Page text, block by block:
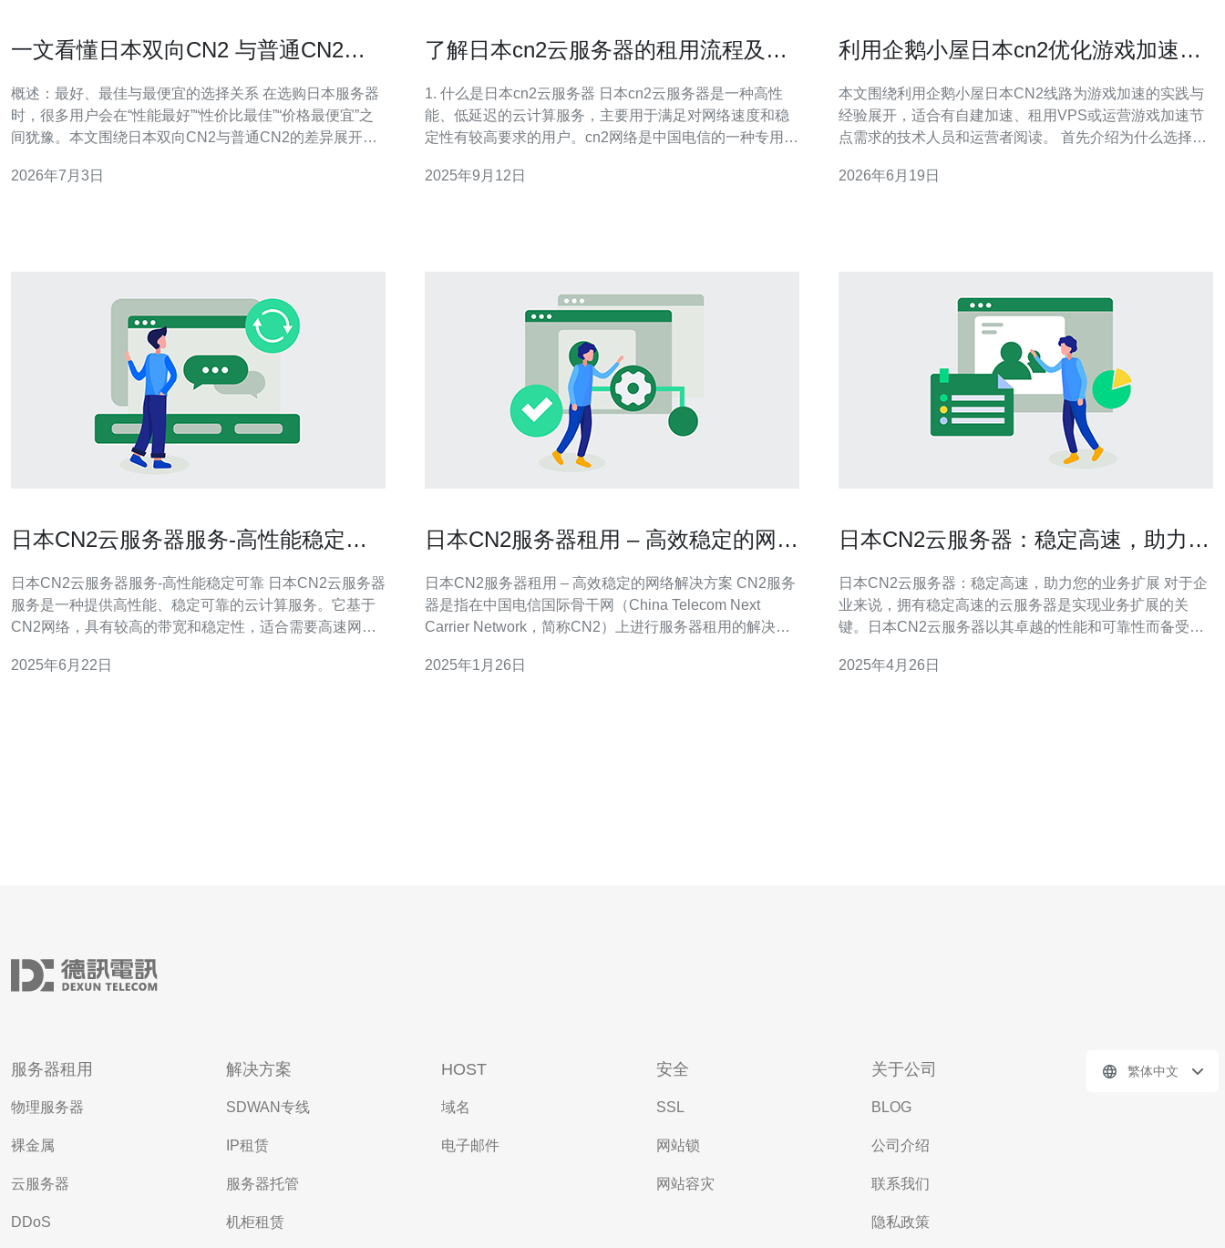
一文看懂日本双向CN2 与普通CN2的
概述：最好、最佳与最便宜的选择关系 在选购日本服务器
时，很多用户会在“性能最好”“性价比最佳”“价格最便宜”之
间犹豫。本文围绕日本双向CN2与普通CN2的差异展开，
性）与成本上的权衡，帮助你判断何为“最好”（追求极致网
2026年7月3日
了解日本cn2云服务器的租用流程及注
1. 什么是日本cn2云服务器 日本cn2云服务器是一种高性
能、低延迟的云计算服务，主要用于满足对网络速度和稳
定性有较高要求的用户。cn2网络是中国电信的一种专用网
需要在日本及周边地区进行业务操作的用户。 2. 租用日本
2025年9月12日
利用企鹅小屋日本cn2优化游戏加速的
本文围绕利用企鹅小屋日本CN2线路为游戏加速的实践与
经验展开，适合有自建加速、租用VPS或运营游戏加速节
点需求的技术人员和运营者阅读。 首先介绍为什么选择日
包率，尤其对日本及亚太方向的游戏服务器表现优异。企
2026年6月19日
日本CN2云服务器服务-高性能稳定可
日本CN2云服务器服务-高性能稳定可靠 日本CN2云服务器
服务是一种提供高性能、稳定可靠的云计算服务。它基于
CN2网络，具有较高的带宽和稳定性，适合需要高速网络
心，提供全面的云计算解决方案。 日本CN2云服务器服务
2025年6月22日
日本CN2服务器租用 – 高效稳定的网络
日本CN2服务器租用 – 高效稳定的网络解决方案 CN2服务
器是指在中国电信国际骨干网（China Telecom Next
Carrier Network，简称CN2）上进行服务器租用的解决方
色的带宽和稳定性。 日本作为一个全球技术和经济大国，
2025年1月26日
日本CN2云服务器：稳定高速，助力您
日本CN2云服务器：稳定高速，助力您的业务扩展 对于企
业来说，拥有稳定高速的云服务器是实现业务扩展的关
键。日本CN2云服务器以其卓越的性能和可靠性而备受推
力您的业务扩展。 日本CN2云服务器采用先进的硬件设备
2025年4月26日
服务器租用
物理服务器
裸金属
云服务器
DDoS
解决方案
SDWAN专线
IP租赁
服务器托管
机柜租赁
HOST
域名
电子邮件
安全
SSL
网站锁
网站容灾
关于公司
BLOG
公司介绍
联系我们
隐私政策
繁体中文